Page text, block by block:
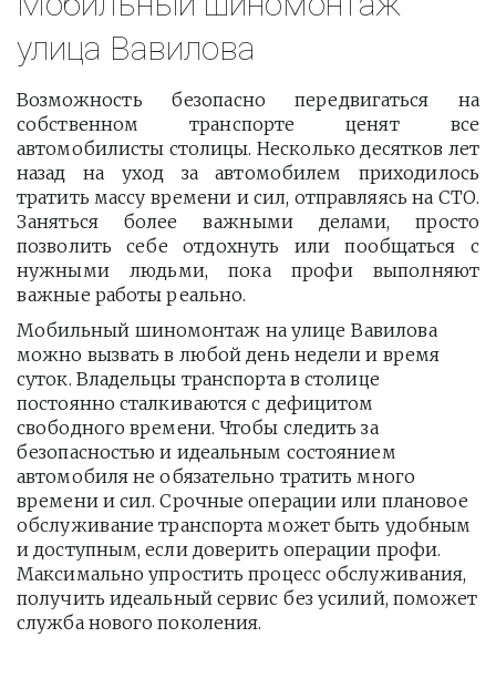
улица Вавилова
Возможность безопасно передвигаться на
собственном транспорте ценят все
автомобилисты столицы. Несколько десятков лет
назад на уход за автомобилем приходилось
тратить массу времени и сил, отправляясь на СТО.
Заняться более важными делами, просто
позволить себе отдохнуть или пообщаться с
нужными людьми, пока профи выполняют
важные работы реально.
Мобильный шиномонтаж на улице Вавилова
можно вызвать в любой день недели и время
суток. Владельцы транспорта в столице
постоянно сталкиваются с дефицитом
свободного времени. Чтобы следить за
безопасностью и идеальным состоянием
автомобиля не обязательно тратить много
времени и сил. Срочные операции или плановое
обслуживание транспорта может быть удобным
и доступным, если доверить операции профи.
Максимально упростить процесс обслуживания,
получить идеальный сервис без усилий, поможет
служба нового поколения.